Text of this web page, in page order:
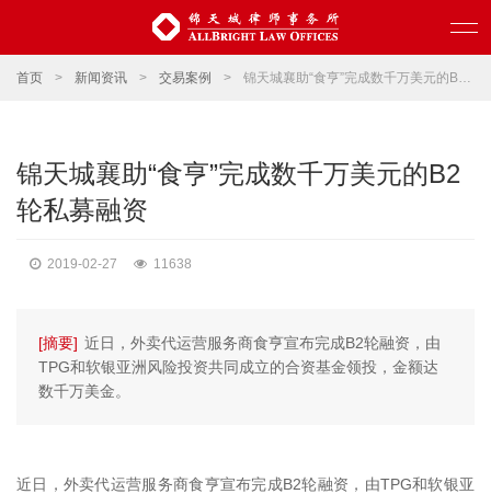
首页 > 新闻资讯 > 交易案例 > 锦天城襄助“食亨”完成数千万美元的B2轮私募融资
锦天城襄助“食亨”完成数千万美元的B2
轮私募融资
2019-02-27 11638
[摘要] 近日，外卖代运营服务商食亨宣布完成B2轮融资，由
TPG和软银亚洲风险投资共同成立的合资基金领投，金额达
数千万美金。
近日，外卖代运营服务商食亨宣布完成B2轮融资，由TPG和软银亚